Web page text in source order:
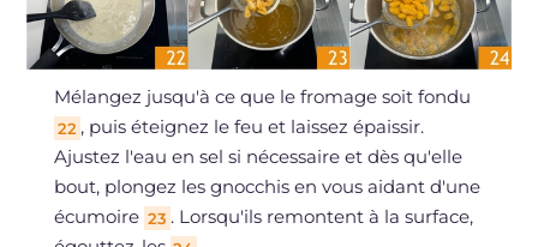
Mélangez jusqu'à ce que le fromage soit fondu
22 , puis éteignez le feu et laissez épaissir.
Ajustez l'eau en sel si nécessaire et dès qu'elle
bout, plongez les gnocchis en vous aidant d'une
écumoire 23 . Lorsqu'ils remontent à la surface,